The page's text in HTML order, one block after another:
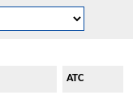
ATC